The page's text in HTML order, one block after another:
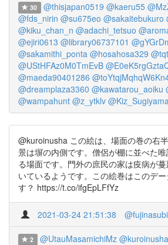
30 @thisjapan0519 @kaeru55
@fds_nirin @su675eo @sakaitebukuro
@kiku_chan_n @adachi_tetsuo
@ejiri0613 @library06737101
@sakamithi_ponta @hosahosa329
@UStHFAz0M0TmEvB
@maeda90401286
@dreamplaza3360 @kawatarou_aoiku
@wampahunt @z_ytklv
@kuroinusha この絵は、場面の巻の右
景は塀の内側です。僧侶が棚に並べた
る場面です。門外の庶民の家は疫病が
いているようです。この絵巻はこのデ
す？ https://t.co/ifgEpLFfYz
2021-03-24 21:51:38 @fujinasubi
2 @UtauMasamichiMz @kuroinusha